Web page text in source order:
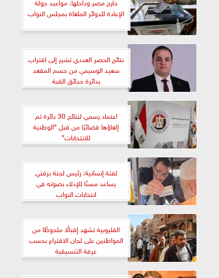
الإعادة للدوائر الملغاة بمجلس النواب
نتائج الحصر العددي تشير إلى اقتراب
سعيد الوسيمي من حسم المقعد
بدائرة حدائق القبة
اعتماد رسمي لنتائج 30 دائرة تم
إلغاؤها قضائيًا من قبل ”الوطنية
للانتخابات”
لفتة إنسانية: رئيس لجنة بزفتي
يساعد مسنًا للإدلاء بصوته في
انتخابات النواب
القليوبية تشهد إقبالًا ملحوظًا من
المواطنين على لجان الاقتراع بحسب
غرفة التنسيقية